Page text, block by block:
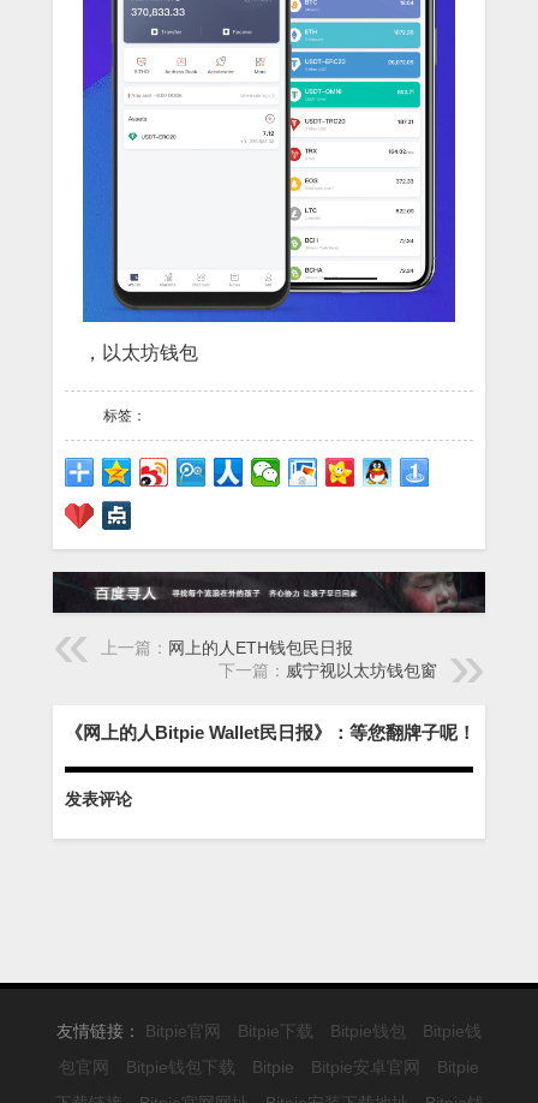
，以太坊钱包
标签：
上一篇： 网上的人ETH钱包民日报
下一篇： 威宁视以太坊钱包窗
《网上的人Bitpie Wallet民日报》：等您翻牌子呢！
发表评论
友情链接： Bitpie官网 Bitpie下载 Bitpie钱包
Bitpie钱
包官网
Bitpie钱包下载 Bitpie Bitpie安卓官网
Bitpie